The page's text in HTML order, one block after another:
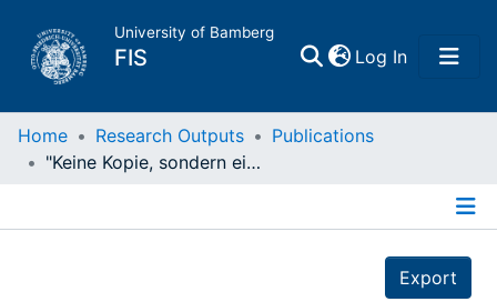
University of Bamberg
FIS Log In(current)
Home
Home Research Outputs
Publications
"Keine Kopie, sondern ein Original." Madeleine Delbrêl und ihre Spiritualität des Alltags
Export